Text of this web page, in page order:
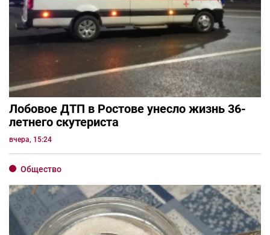
Лобовое ДТП в Ростове унесло жизнь 36-
летнего скутериста
вчера, 15:24
Общество